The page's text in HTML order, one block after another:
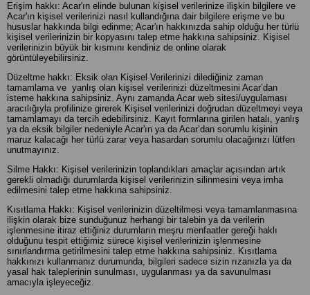
Erişim hakkı: Acar'ın elinde bulunan kişisel verilerinize ilişkin bilgilere ve
Acar'ın kişisel verilerinizi nasıl kullandığına dair bilgilere erişme ve bu
hususlar hakkında bilgi edinme; Acar'ın hakkınızda sahip olduğu her türlü
kişisel verilerinizin bir kopyasını talep etme hakkına sahipsiniz. Kişisel
verilerinizin büyük bir kısmını kendiniz de online olarak
görüntüleyebilirsiniz.
Düzeltme hakkı: Eksik olan Kişisel Verilerinizi dilediğiniz zaman
tamamlama ve yanlış olan kişisel verilerinizi düzeltmesini Acar’dan
isteme hakkına sahipsiniz. Aynı zamanda Acar web sitesi/uygulaması
aracılığıyla profilinize girerek Kişisel verilerinizi doğrudan düzeltmeyi veya
tamamlamayı da tercih edebilirsiniz. Kayıt formlarına girilen hatalı, yanlış
ya da eksik bilgiler nedeniyle Acar'ın ya da Acar’dan sorumlu kişinin
maruz kalacağı her türlü zarar veya hasardan sorumlu olacağınızı lütfen
unutmayınız.
Silme Hakkı: Kişisel verilerinizin toplandıkları amaçlar açısından artık
gerekli olmadığı durumlarda kişisel verilerinizin silinmesini veya imha
edilmesini talep etme hakkına sahipsiniz.
Kısıtlama Hakkı: Kişisel verilerinizin düzeltilmesi veya tamamlanmasına
ilişkin olarak bize sunduğunuz herhangi bir talebin ya da verilerin
işlenmesine itiraz ettiğiniz durumların meşru menfaatler gereği haklı
olduğunu tespit ettiğimiz sürece kişisel verilerinizin işlenmesine
sınırlandırma getirilmesini talep etme hakkına sahipsiniz. Kısıtlama
hakkınızı kullanmanız durumunda, bilgileri sadece sizin rızanızla ya da
yasal hak taleplerinin sunulması, uygulanması ya da savunulması
amacıyla işleyeceğiz.